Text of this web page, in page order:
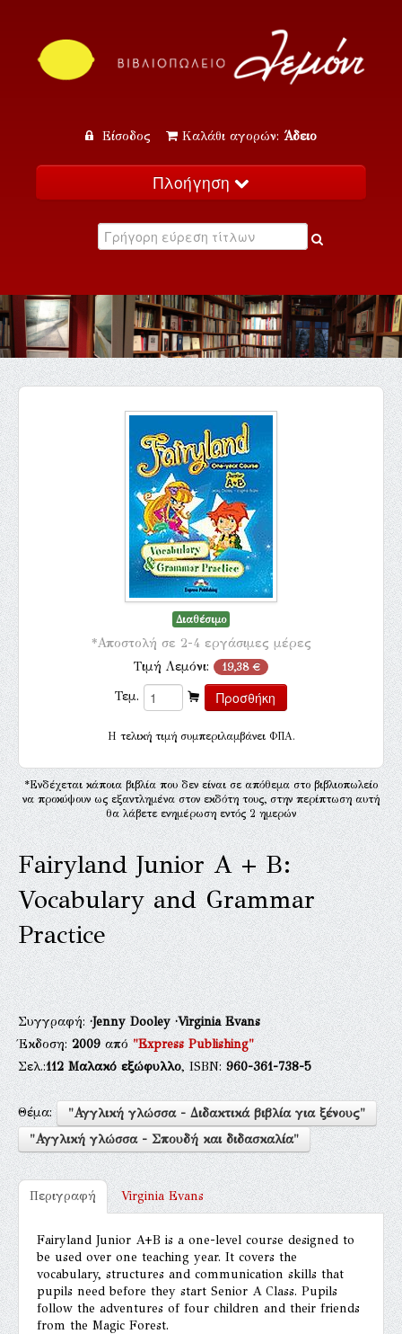
Είσοδος Καλάθι αγορών: Άδειο
Πλοήγηση
Κατάλογος
Εκδηλώσεις
Επικοινωνία
Διαθέσιμο
*Αποστολή σε 2-4 εργάσιμες μέρες
Τιμή Λεμόνι: 19,38 €
Τεμ.
H τελική τιμή συμπεριλαμβάνει ΦΠΑ.
*Ενδέχεται κάποια βιβλία που δεν είναι σε απόθεμα στο βιβλιοπωλείο
να προκύψουν ως εξαντλημένα στον εκδότη τους, στην περίπτωση αυτή
θα λάβετε ενημέρωση εντός 2 ημερών
Fairyland Junior A + B:
Vocabulary and Grammar
Practice
Συγγραφή:·Jenny Dooley·Virginia Evans
Έκδοση:2009από"Express Publishing"
Σελ.:112 Μαλακό εξώφυλλο, ISBN:960-361-738-5
Θέμα:
"Αγγλική γλώσσα - Διδακτικά βιβλία για ξένους"
"Αγγλική γλώσσα - Σπουδή και διδασκαλία"
Περιγραφή Virginia Evans
Fairyland Junior A+B is a one-level course designed to
be used over one teaching year. It covers the
vocabulary, structures and communication skills that
pupils need before they start Senior A Class. Pupils
follow the adventures of four children and their friends
from the Magic Forest.